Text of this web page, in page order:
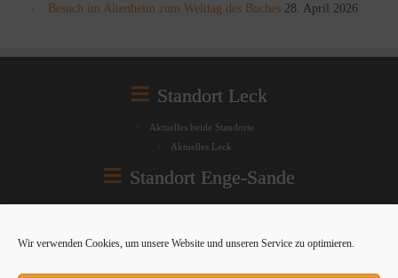
Wir verwenden Cookies, um unsere Website und unseren Service zu optimieren.
Besuch im Altenheim zum Welttag des Buches 28. April 2026
Standort Leck
Aktuelles beide Standorte
Aktuelles Leck
Standort Enge-Sande